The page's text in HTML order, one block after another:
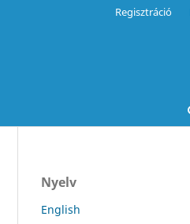
Regisztráció
Nyelv
English